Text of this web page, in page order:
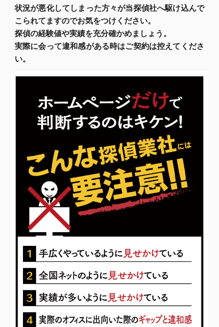
状況が悪化してしまった方々が当探偵社へ駆け込んで
こられてますのでお気をつけください。
探偵の経験値や実績を充分確かめましょう。
実際に会って違和感がある時はご契約は控えてくださ
い。